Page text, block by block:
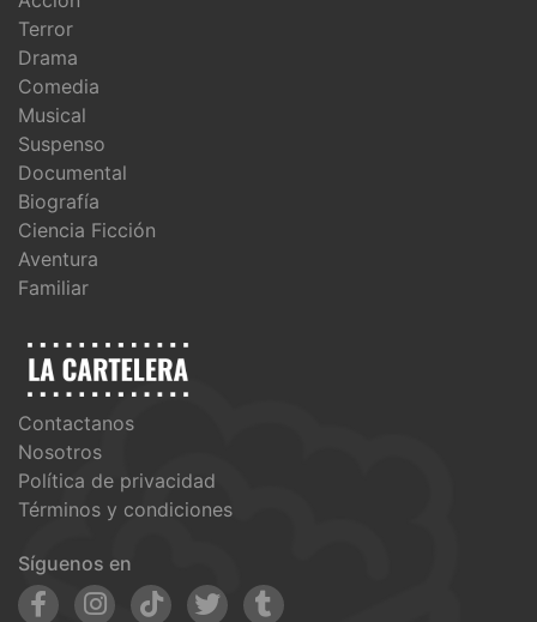
Terror
Drama
Comedia
Musical
Suspenso
Documental
Biografía
Ciencia Ficción
Aventura
Familiar
Contactanos
Nosotros
Política de privacidad
Términos y condiciones
Síguenos en